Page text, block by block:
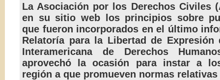
La Asociación por los Derechos Civiles
en su sitio web los principios sobre
que fueron incorporados en el último
Relatoría para la Libertad de Expresión
Interamericana de Derechos
aprovechó la ocasión para instar a
región a que promueven normas